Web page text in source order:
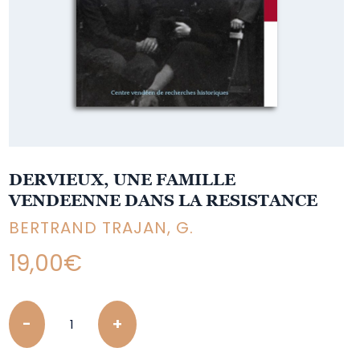
DERVIEUX, UNE FAMILLE
VENDEENNE DANS LA RESISTANCE
BERTRAND TRAJAN, G.
19,00€
Quantity